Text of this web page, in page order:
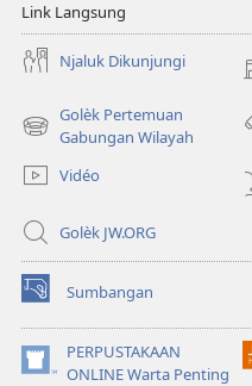
Link Langsung
Njaluk Dikunjungi
Golèk Pertemuan
Gabungan Wilayah
(opens
window)Vidéo
Golèk JW.ORG
Sumbangan
(opens
new
window)PERPUSTAKAAN
ONLINE Warta Penting
(opens